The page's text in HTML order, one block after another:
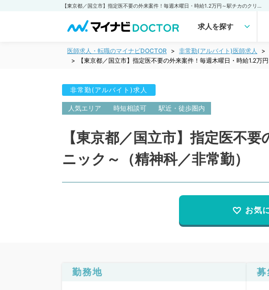
求人を探す
医師求人・転職のマイナビDOCTOR 非常勤(アルバイト)医師求人
【東京都／国立市】指定医不要の外来案件！毎週木曜日・時給1.2万
非常勤(アルバイト)求人
人気エリア 時短相談可 駅近・徒歩圏内
【東京都／国立市】指定医不
ニック～（精神科／非常勤）
お気
勤務地 募